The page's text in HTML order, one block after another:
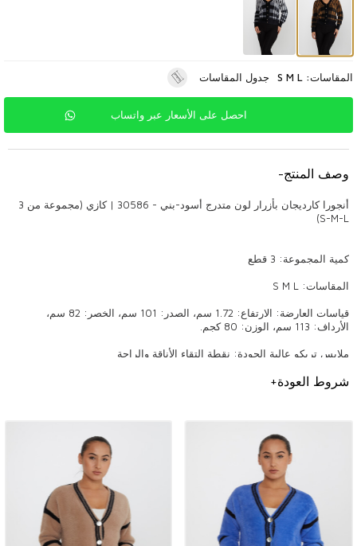
المقاسات: S M L جدول المقاسات
احصل على الأسعار عبر واتساب
وصف المنتج-
أنجورا كارديجان بأزرار لون متدرج أسود-بني - 30586 | كازي (مجموعة من 3
S-M-L)
كمية المجموعة: 3 قطع
المقاسات: S M L
قياسات العارضة: الارتفاع: 1.72 سم، الصدر: 101 سم، الخصر: 82 سم،
الأرداف: 113 سم، الوزن: 80 كجم.
ملابس تريكو عالية الجودة: نقطة التقاء الأناقة والراحة
التريكو هو منتج يظل دائمًا مشهورًا في الملابس النسائية ويجذب الانتباه
هذه المنتجات، التي تعد أيضًا المفضلة لدى أصحاب متاجر البيع بالجملة، من بين
قطع الموضة التي لا غنى عنها. تعد الأناقة والراحة التي توفرها الملابس
المحبوكة من أكثر المنتجات العصرية التي يمكن للمرأة اختيارها في جميع
أهمية جودة التريكو
تعتبر جودة الملابس المحبوكة ذات أهمية كبيرة سواء من حيث طول عمر المنتج
أو الراحة التي يوفرها عند ارتدائه. ملابس تريكو عالية الجودة تتناسب بشكل جيد
مع الجسم وتوفر مظهرًا أنيقًا. وفي الوقت نفسه، تحافظ الملابس المحبوكة
شروط العودة+